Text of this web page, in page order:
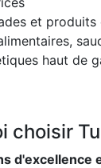
et
haut de
choisir
d'excellence